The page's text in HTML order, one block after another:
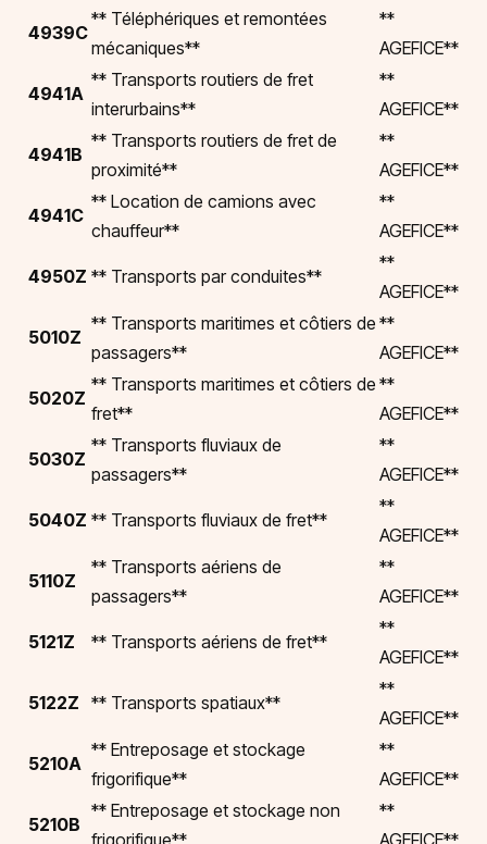
4939C
** Téléphériques et remontées
mécaniques**
**
AGEFICE**
4941A
** Transports routiers de fret
interurbains**
**
AGEFICE**
4941B
** Transports routiers de fret de
proximité**
**
AGEFICE**
4941C
** Location de camions avec
chauffeur**
**
AGEFICE**
4950Z ** Transports par conduites**
**
AGEFICE**
5010Z
** Transports maritimes et côtiers de
passagers**
**
AGEFICE**
5020Z
** Transports maritimes et côtiers de
fret**
**
AGEFICE**
5030Z
** Transports fluviaux de
passagers**
**
AGEFICE**
5040Z ** Transports fluviaux de fret**
**
AGEFICE**
5110Z
** Transports aériens de
passagers**
**
AGEFICE**
5121Z ** Transports aériens de fret**
**
AGEFICE**
5122Z ** Transports spatiaux**
**
AGEFICE**
5210A
** Entreposage et stockage
frigorifique**
**
AGEFICE**
5210B
** Entreposage et stockage non
**